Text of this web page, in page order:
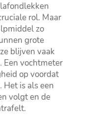
rol.​ Maar
zo
grote
blijven vaak
Een vochtmeter
op voordat
Het is als een
volgt en de